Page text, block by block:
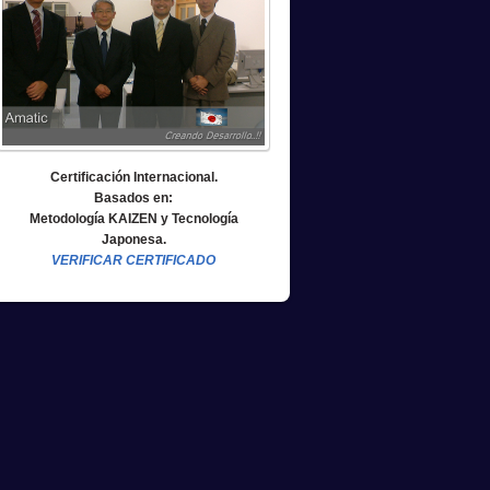
Certificación Internacional.
Basados en:
Metodología KAIZEN y Tecnología
Japonesa.
VERIFICAR CERTIFICADO